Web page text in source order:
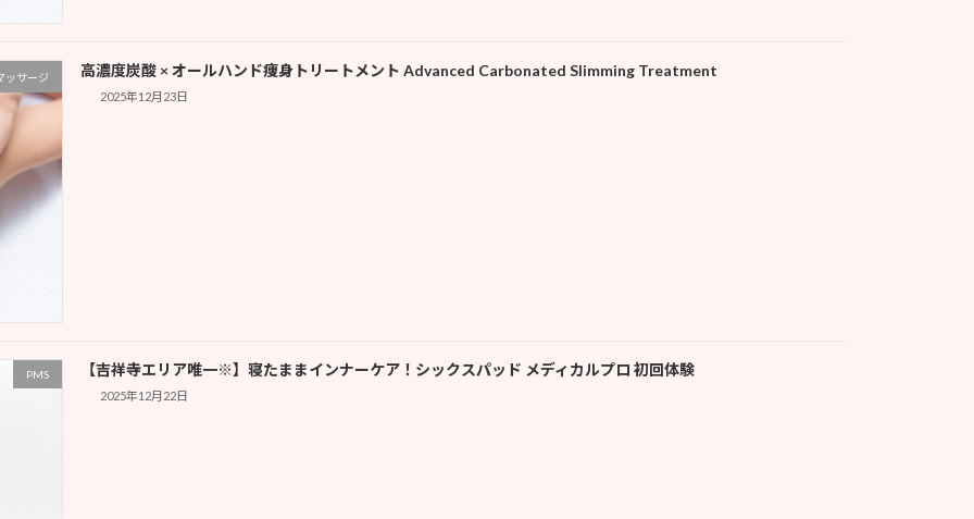
ッサージ 高濃度炭酸 × オールハンド痩身トリートメント Advanced Carbonated Slimming Treatment
2025年12月23日
PMS 【吉祥寺エリア唯一※】寝たままインナーケア！シックスパッド メディカルプロ 初回体験
2025年12月22日